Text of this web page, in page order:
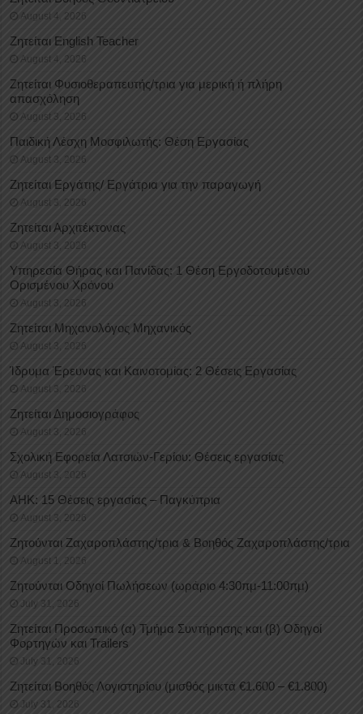
August 4, 2026
Ζητείται English Teacher
August 4, 2026
Ζητείται Φυσιοθεραπευτής/τρια για μερική ή πλήρη
απασχόληση
August 3, 2026
Παιδική Λέσχη Μοσφιλωτής: Θέση Εργασίας
August 3, 2026
Ζητείται Εργάτης/ Εργάτρια για την παραγωγή
August 3, 2026
Ζητείται Αρχιτέκτονας
August 3, 2026
Υπηρεσία Θήρας και Πανίδας: 1 Θέση Eργοδοτουμένου
Oρισμένου Xρόνου
August 3, 2026
Ζητείται Μηχανολόγος Μηχανικός
August 3, 2026
Ίδρυμα Έρευνας και Καινοτομίας: 2 Θέσεις Εργασίας
August 3, 2026
Ζητείται Δημοσιογράφος
August 3, 2026
Σχολική Εφορεία Λατσιών-Γερίου: Θέσεις εργασίας
August 3, 2026
ΑΗΚ: 15 Θέσεις εργασίας – Παγκύπρια
August 3, 2026
Ζητούνται Ζαχαροπλάστης/τρια & Βοηθός Ζαχαροπλάστης/τρια
August 1, 2026
Ζητούνται Οδηγοί Πωλήσεων (ωράριο 4:30πμ-11:00πμ)
July 31, 2026
Ζητείται Προσωπικό (α) Τμήμα Συντήρησης και (β) Οδηγοί
Φορτηγών και Trailers
July 31, 2026
Ζητείται Βοηθός Λογιστηρίου (μισθός μικτά €1.600 – €1.800)
July 31, 2026